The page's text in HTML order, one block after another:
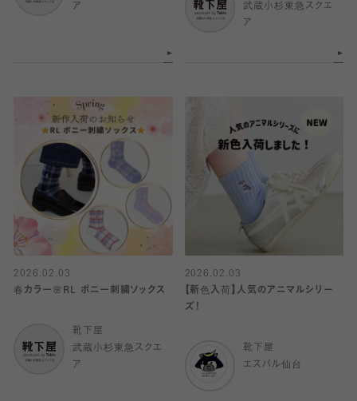
ア
武蔵小杉東急スクエ
ア
2026.02.03
春カラー🌸RL ポニー刺繍ソックス
靴下屋
武蔵小杉東急スクエ
ア
2026.02.03
【新色入荷】人気のアニマルシリー
ズ！
靴下屋
エスパル仙台